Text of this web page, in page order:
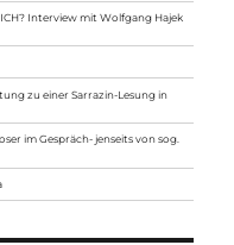
Interview mit Wolfgang Hajek
zu einer Sarrazin-Lesung in
im Gespräch- jenseits von sog.